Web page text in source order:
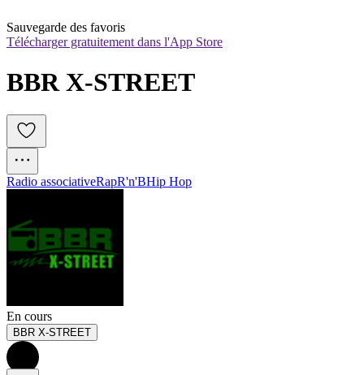
Sauvegarde des favoris
Télécharger gratuitement dans l'App Store
BBR X-STREET
Radio associativeRapR'n'BHip Hop
En cours
BBR X-STREET